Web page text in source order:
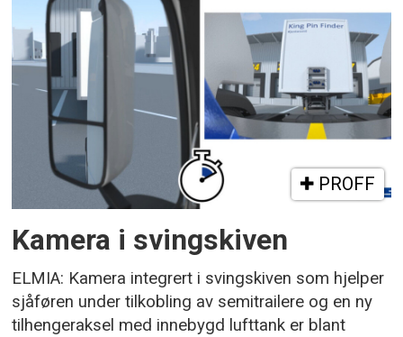
PROFF
Kamera i svingskiven
ELMIA: Kamera integrert i svingskiven som hjelper
sjåføren under tilkobling av semitrailere og en ny
tilhengeraksel med innebygd lufttank er blant